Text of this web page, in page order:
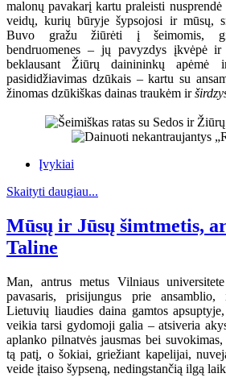
malonų pavakarį kartu praleisti
veidų, kurių būryje šypsojosi ir mūsų,
Buvo gražu žiūrėti į šeimomis,
bendruomenes – jų pavyzdys įkvėpė
beklausant Žiūrų dainininkų
pasididžiavimas dzūkais – kartu su
žinomas dzūkiškas dainas traukėm ir
Įvykiai
Skaityti daugiau...
Mūsų ir Jūsų šimtmetis,
Taline
Man, antrus metus Vilniaus
pavasaris, prisijungus prie
Lietuvių liaudies daina gamtos
veikia tarsi gydomoji galia – atsiveria
aplanko pilnatvės jausmas bei
tą patį, o šokiai, griežiant kapelijai,
veide įtaiso šypseną, nedingstančią ilgą